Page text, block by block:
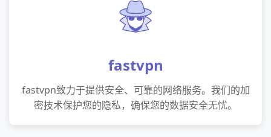
fastvpn
fastvpn致力于提供安全、可靠的网络服务。我们的加
密技术保护您的隐私，确保您的数据安全无忧。